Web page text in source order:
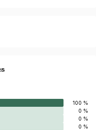
100 %
0 %
0 %
0 %